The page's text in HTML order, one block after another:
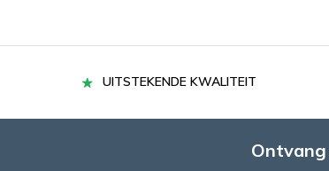
UITSTEKENDE KWALITEIT